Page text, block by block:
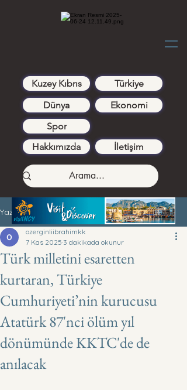
Kuzey Kıbrıs
Türkiye
Dünya
Ekonomi
Spor
Hakkımızda
İletişim
Yazı
Türk milletini esaretten
kurtaran, Türkiye
Cumhuriyeti’nin kurucusu
Atatürk 87'nci ölüm yıl
dönümünde KKTC'de de
anılacak
ozerginliibrahimkk
7 Kas 2025 3 dakikada okunur